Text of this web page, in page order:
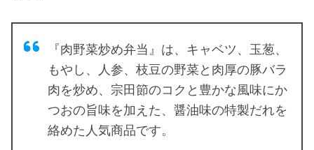
『肉野菜炒め弁当』は、キャベツ、玉葱、
もやし、人参、枝豆の野菜と肉厚の豚バラ
肉を炒め、宗田節のコクと豊かな風味にか
つおの旨味を加えた、醤油味の特製だれを
絡めた人気商品です。